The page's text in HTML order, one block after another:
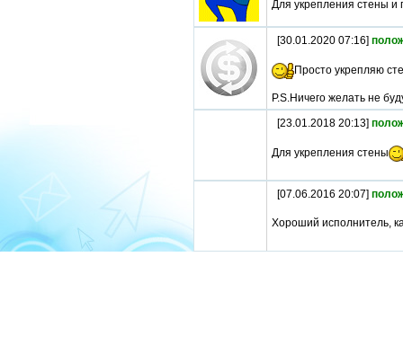
Для укрепления стены и
[30.01.2020 07:16]
Просто укрепляю
P.S.Ничего желать не
[23.01.2018 20:13]
Для укрепления стены
[07.06.2016 20:07]
Хороший исполнитель,